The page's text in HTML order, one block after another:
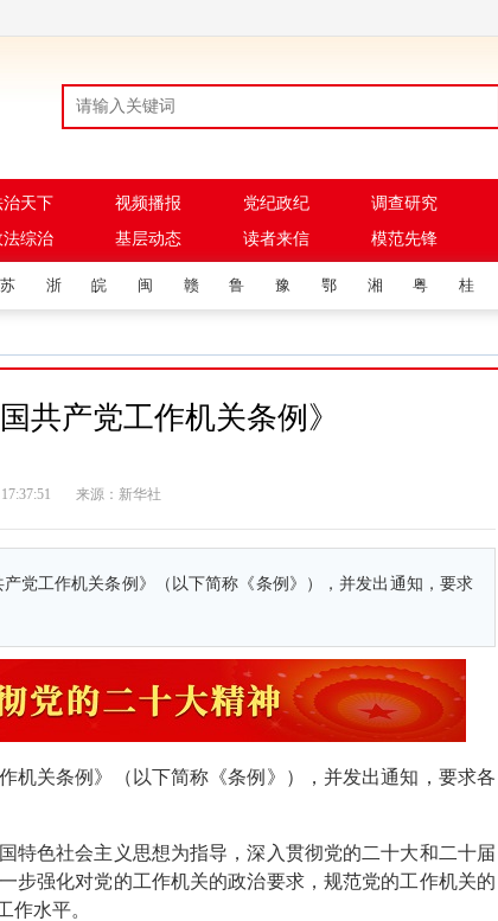
治天下 视频播报 党纪政纪 调查研究
法综治 基层动态 读者来信 模范先锋
苏 浙 皖 闽 赣 鲁 豫 鄂 湘 粤 桂
共产党工作机关条例》
17:37:51 来源：新华社
党工作机关条例》（以下简称《条例》），并发出通知，要求
机关条例》（以下简称《条例》），并发出通知，要求各
特色社会主义思想为指导，深入贯彻党的二十大和二十届
步强化对党的工作机关的政治要求，规范党的工作机关的
作水平。